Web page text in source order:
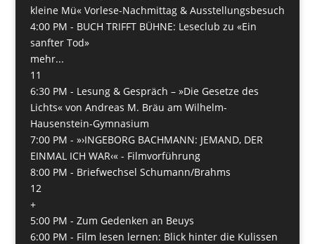
kleine Mü« Vorlese-Nachmittag & Ausstellungsbesuch
4:00 PM - BUCH TRIFFT BÜHNE: Leseclub zu «Ein
sanfter Tod»
mehr...
11
6:30 PM - Lesung & Gespräch – »Die Gesetze des
Lichts« von Andreas M. Bräu am Wilhelm-
Hausenstein-Gymnasium
7:00 PM - »›INGEBORG BACHMANN: JEMAND, DER
EINMAL ICH WAR‹« - Filmvorführung
8:00 PM - Briefwechsel Schumann/Brahms
12
+
5:00 PM - Zum Gedenken an Beuys
6:00 PM - Film lesen lernen: Blick hinter die Kulissen